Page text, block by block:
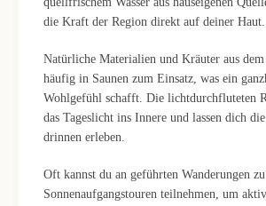
die Kraft der Region direkt auf deiner Haut.
Natürliche Materialien und Kräuter aus
häufig in Saunen zum Einsatz, was ein
Wohlgefühl schafft. Die lichtdurchfluteten
das Tageslicht ins Innere und lassen dich
drinnen erleben.
Oft kannst du an geführten Wanderungen
Sonnenaufgangstouren teilnehmen, um